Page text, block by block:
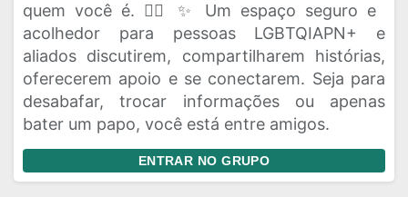
quem você é. 🏳️‍🌈 ✨ Um espaço seguro e
acolhedor para pessoas LGBTQIAPN+ e
aliados discutirem, compartilharem histórias,
oferecerem apoio e se conectarem. Seja para
desabafar, trocar informações ou apenas
bater um papo, você está entre amigos.
ENTRAR NO GRUPO